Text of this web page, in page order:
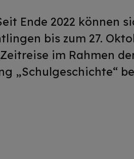
Ende 2022 können
bis zum 27.
im Rahmen
„Schulgeschichte“